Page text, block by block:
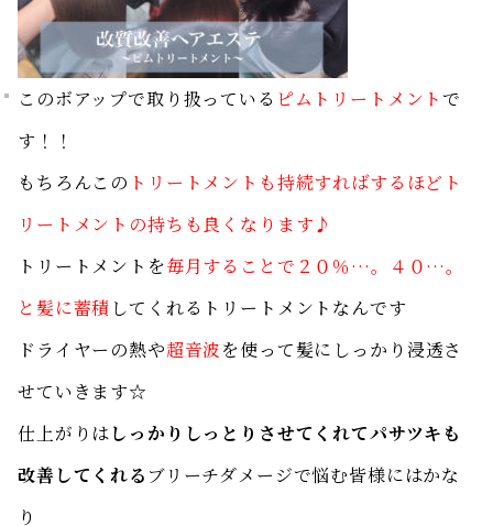
このボアップで取り扱っている ピムトリートメントで
す！！
もちろんこの トリートメントも持続すればするほどト
リートメントの持ちも良くなります♪
トリートメントを毎月することで２０％…。４０…。
と髪に蓄積 してくれるトリートメントなんです
ドライヤーの熱や超音波を使って髪にしっかり浸透さ
せていきます☆
仕上がりはしっかりしっとりさせてくれてパサツキも
改善してくれる ブリーチダメージで悩む皆様にはかな
り